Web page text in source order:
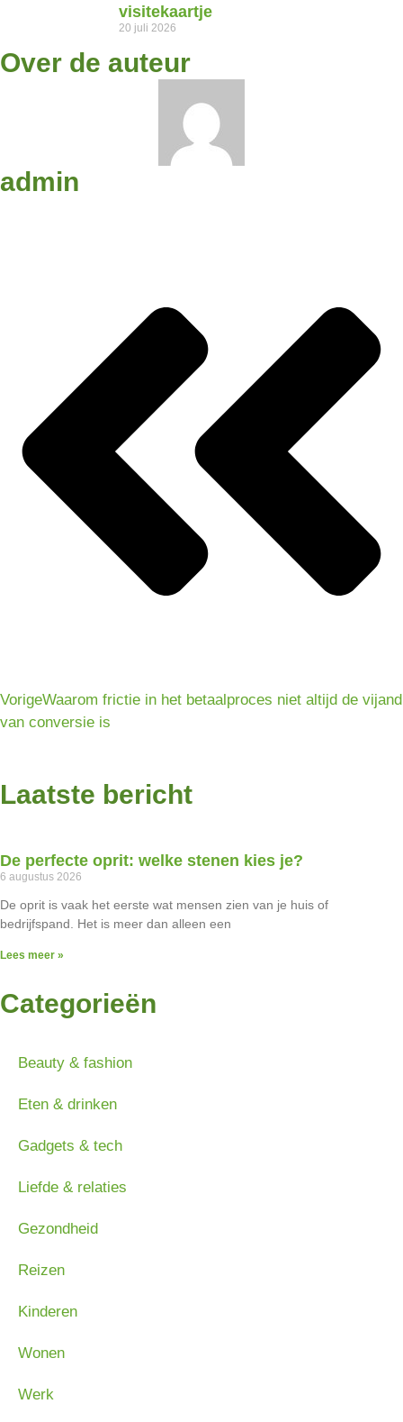
visitekaartje
20 juli 2026
Over de auteur
admin
VorigeWaarom frictie in het betaalproces niet altijd de vijand
van conversie is
Laatste bericht
De perfecte oprit: welke stenen kies je?
6 augustus 2026
De oprit is vaak het eerste wat mensen zien van je huis of
bedrijfspand. Het is meer dan alleen een
Lees meer »
Categorieën
Beauty & fashion
Eten & drinken
Gadgets & tech
Liefde & relaties
Gezondheid
Reizen
Kinderen
Wonen
Werk